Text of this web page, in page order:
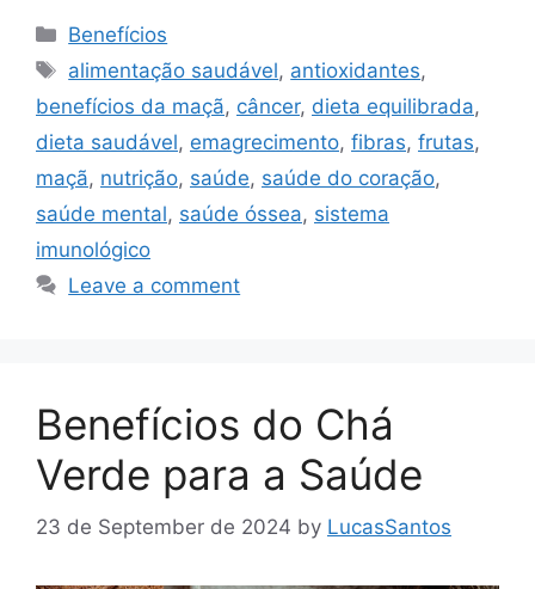
Categories
Benefícios
Tags
alimentação saudável, antioxidantes,
benefícios da maçã, câncer, dieta equilibrada,
dieta saudável, emagrecimento, fibras, frutas,
maçã, nutrição, saúde, saúde do coração,
saúde mental, saúde óssea, sistema
imunológico
Leave a comment
Benefícios do Chá
Verde para a Saúde
23 de September de 2024 by LucasSantos